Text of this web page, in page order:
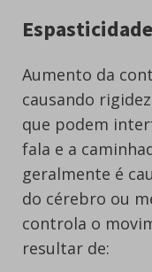
Espasticidade
Aumento da
causando
que podem
fala e a
geralmente é
do cérebro ou
controla o
resultar de: